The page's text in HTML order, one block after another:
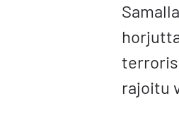
rajoitu